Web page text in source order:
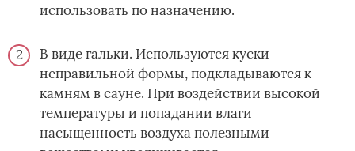
использовать по назначению.
В виде гальки. Используются куски
неправильной формы, подкладываются к
камням в сауне. При воздействии высокой
температуры и попадании влаги
насыщенность воздуха полезными